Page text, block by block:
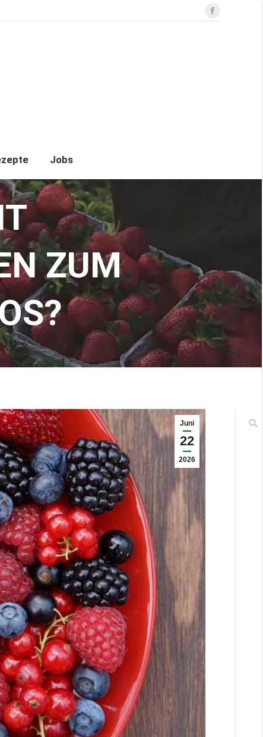
Facebook
Jobs
ZUM
Juni
22
2026